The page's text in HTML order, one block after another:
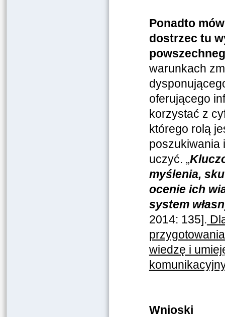
Ponadto
dostrzec tu
warunkach
oferującego
korzystać z
którego rolą
poszukiwania
uczyć. „
myślenia,
ocenie ich
system
2014: 135].
wiedzę i
Wnioski